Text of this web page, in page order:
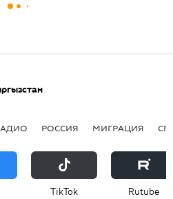
РОССИЯ МИГРАЦИЯ
ТikТоk Rutube